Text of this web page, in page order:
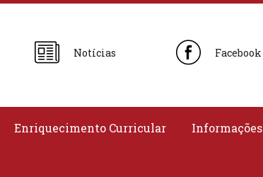
Notícias Facebook
Enriquecimento Curricular Informações